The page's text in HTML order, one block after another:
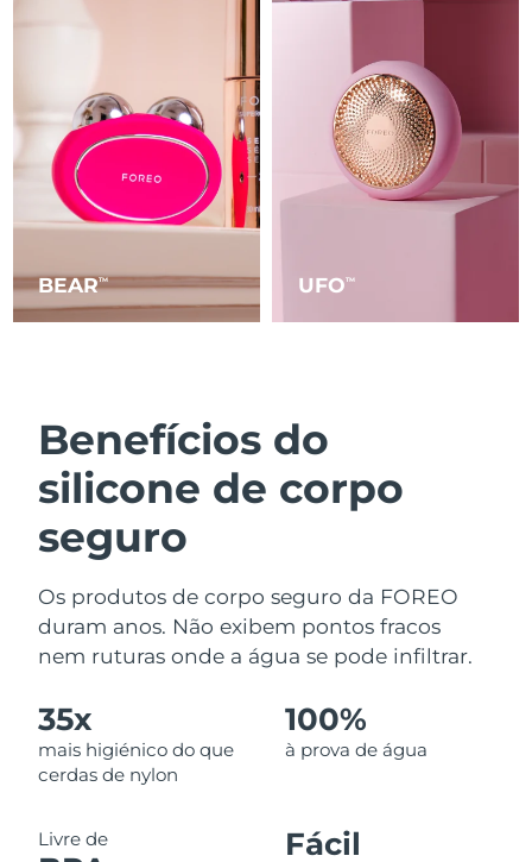
BEARTM UFOTM
Benefícios do
silicone de corpo
seguro
Os produtos de corpo seguro da FOREO
duram anos. Não exibem pontos fracos
nem ruturas onde a água se pode infiltrar.
35x
mais higiénico do que
cerdas de nylon
100%
à prova de água
Livre de Fácil